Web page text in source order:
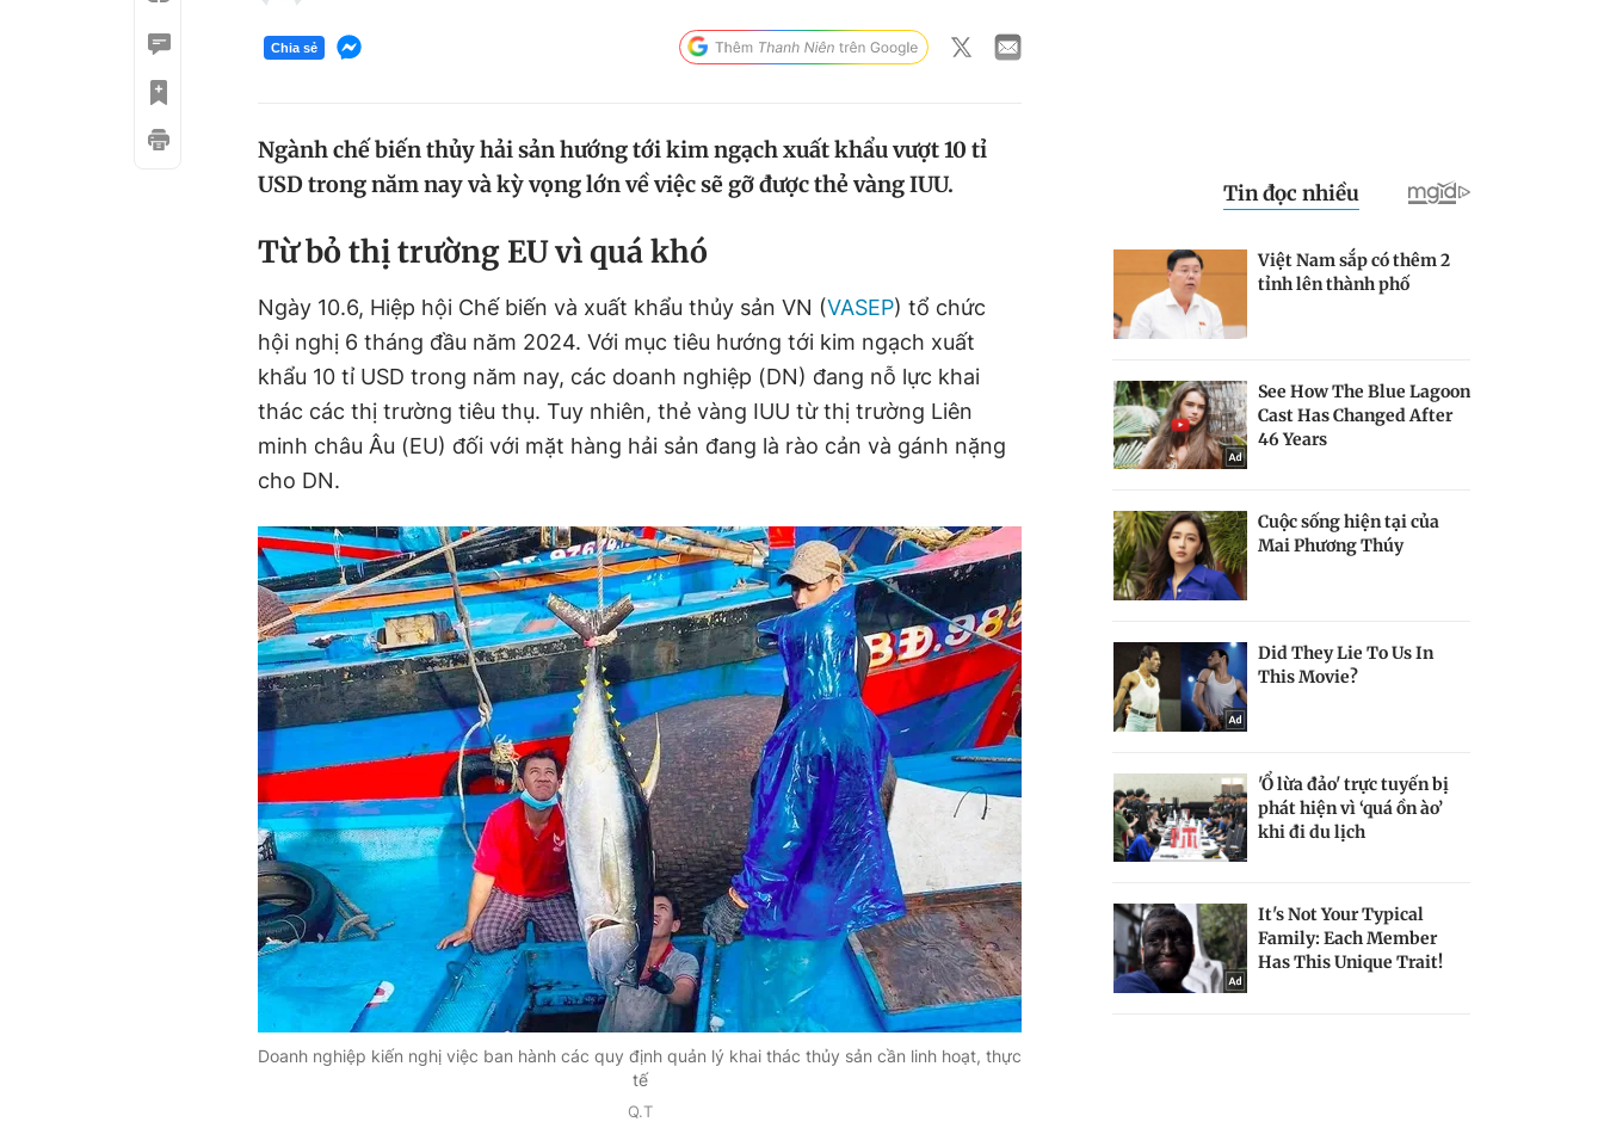
Chia sẻ
Ngành chế biến thủy hải sản hướng tới kim ngạch xuất khẩu vượt 10 tỉ
USD trong năm nay và kỳ vọng lớn về việc sẽ gỡ được thẻ vàng IUU.
Từ bỏ thị trường EU vì quá khó
Ngày 10.6, Hiệp hội Chế biến và xuất khẩu thủy sản VN (VASEP) tổ chức
hội nghị 6 tháng đầu năm 2024. Với mục tiêu hướng tới kim ngạch xuất
khẩu 10 tỉ USD trong năm nay, các doanh nghiệp (DN) đang nỗ lực khai
thác các thị trường tiêu thụ. Tuy nhiên, thẻ vàng IUU từ thị trường Liên
minh châu Âu (EU) đối với mặt hàng hải sản đang là rào cản và gánh nặng
cho DN.
Doanh nghiệp kiến nghị việc ban hành các quy định quản lý khai thác thủy sản cần linh hoạt, thực
tế
Q.T